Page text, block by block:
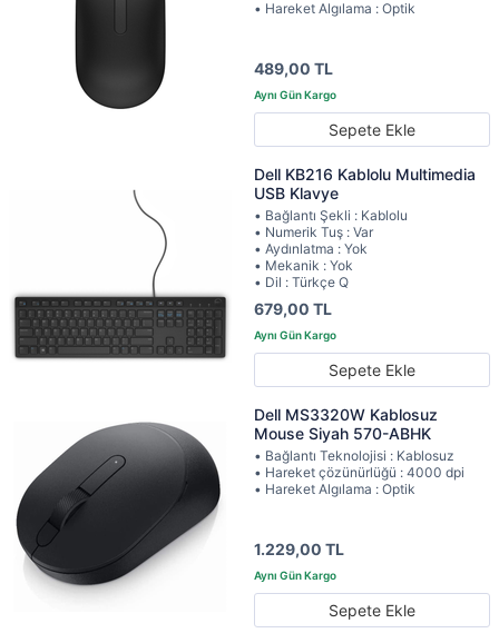
• Hareket Algılama : Optik
489,00 TL
Sepete Ekle
Dell KB216 Kablolu Multimedia
USB Klavye
• Bağlantı Şekli : Kablolu
• Numerik Tuş : Var
• Aydınlatma : Yok
• Mekanik : Yok
• Dil : Türkçe Q
679,00 TL
Sepete Ekle
Dell MS3320W Kablosuz
Mouse Siyah 570-ABHK
• Bağlantı Teknolojisi : Kablosuz
• Hareket çözünürlüğü : 4000 dpi
• Hareket Algılama : Optik
1.229,00 TL
Sepete Ekle